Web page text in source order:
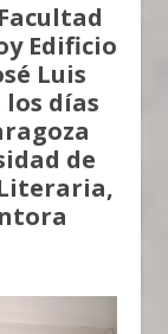
Edificio
Luis
días
de